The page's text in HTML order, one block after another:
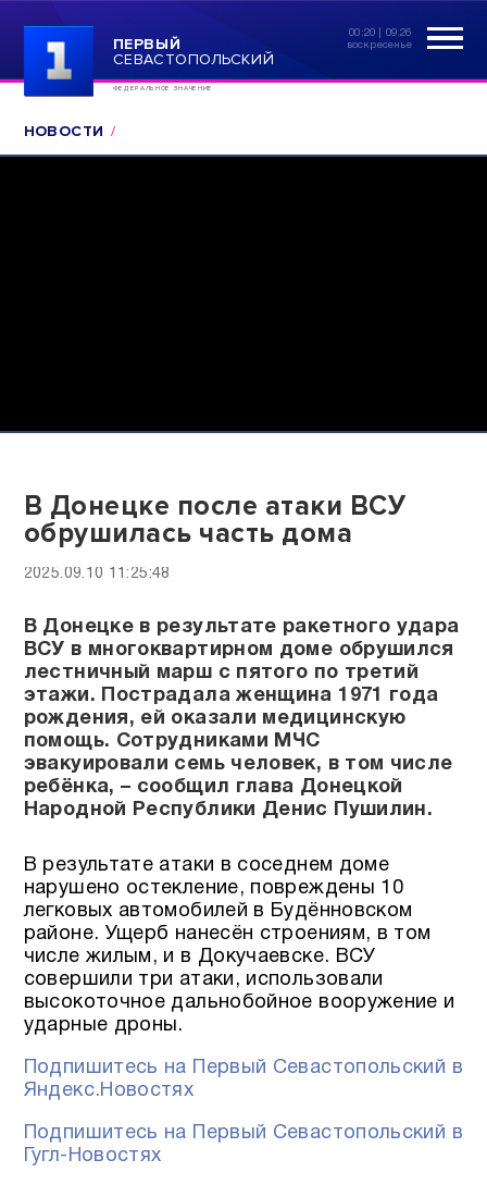
ПЕРВЫЙ
СЕВАСТОПОЛЬСКИЙ
ФЕДЕРАЛЬНОЕ ЗНАЧЕНИЕ
00:20 | 09.26
воскресенье
НОВОСТИ
В Донецке после атаки ВСУ
обрушилась часть дома
2025.09.10 11:25:48
В Донецке в результате ракетного удара
ВСУ в многоквартирном доме обрушился
лестничный марш с пятого по третий
этажи. Пострадала женщина 1971 года
рождения, ей оказали медицинскую
помощь. Сотрудниками МЧС
эвакуировали семь человек, в том числе
ребёнка, – сообщил глава Донецкой
Народной Республики Денис Пушилин.
В результате атаки в соседнем доме
нарушено остекление, повреждены 10
легковых автомобилей в Будённовском
районе. Ущерб нанесён строениям, в том
числе жилым, и в Докучаевске. ВСУ
совершили три атаки, использовали
высокоточное дальнобойное вооружение и
ударные дроны.
Подпишитесь на Первый Севастопольский в
Яндекс.Новостях
Подпишитесь на Первый Севастопольский в
Гугл-Новостях